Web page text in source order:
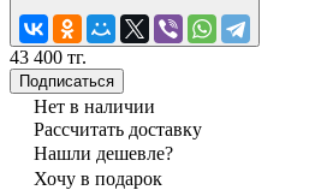
43 400 тг.
Подписаться
Нет в наличии
Рассчитать доставку
Нашли дешевле?
Хочу в подарок